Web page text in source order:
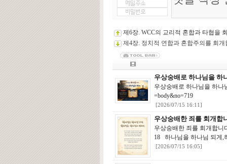
제6장. WCC의 교리적 혼합과 타협을
제4장. 정치적 연합과 혼합주의를 회개
우상숭배로 하나님을 하
우상숭배로 하나님을 하나
=body&no=719
[2026/07/15 16:11]
우상숭배한 죄를 회개합
우상숭배한 죄를 회개합니
18 하나님을 하나님 되게,
[2026/07/15 16:05]